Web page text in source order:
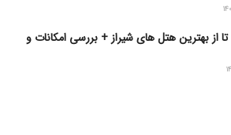
10 تا از بهترین هتل های شیراز + بررسی امکانات و